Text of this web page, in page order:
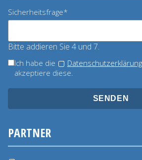
Pflichtfeld
Sicherheitsfrage*
Bitte addieren Sie 4 und 7.
Ich habe die Datenschutzerklärung
akzeptiere diese.
SENDEN
PARTNER